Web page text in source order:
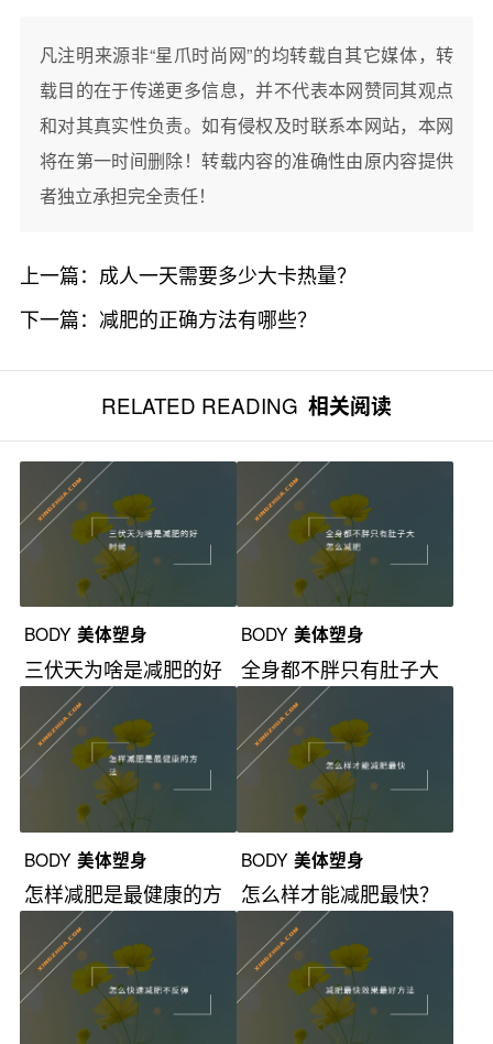
凡注明来源非“星爪时尚网”的均转载自其它媒体，转
载目的在于传递更多信息，并不代表本网赞同其观点
和对其真实性负责。如有侵权及时联系本网站，本网
将在第一时间删除！转载内容的准确性由原内容提供
者独立承担完全责任！
上一篇： 成人一天需要多少大卡热量？
下一篇： 减肥的正确方法有哪些？
RELATED READING 相关阅读
BODY 美体塑身
三伏天为啥是减肥的好
时候？
BODY 美体塑身
全身都不胖只有肚子大
怎么减肥？
BODY 美体塑身
怎样减肥是最健康的方
法？
BODY 美体塑身
怎么样才能减肥最快？